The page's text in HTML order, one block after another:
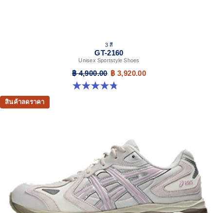
3 สี
GT-2160
Unisex Sportstyle Shoes
฿ 4,900.00 ฿ 3,920.00
4.8 จาก 5 ดาว 501 รีวิว
สินค้าลดราคา